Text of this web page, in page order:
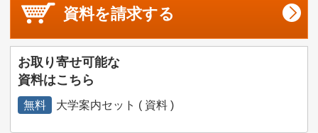
資料を請求する
お取り寄せ可能な
資料はこちら
無料 大学案内セット ( 資料 )